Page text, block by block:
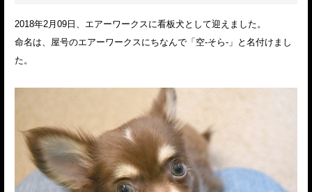
2018年2月09日、エアーワークスに看板犬として迎えました。
命名は、屋号のエアーワークスにちなんで「空-そら-」と名付けまし
た。